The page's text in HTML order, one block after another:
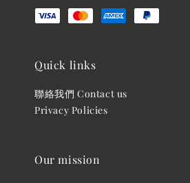
Quick links
聯絡我們 Contact us
Privacy Policies
Our mission